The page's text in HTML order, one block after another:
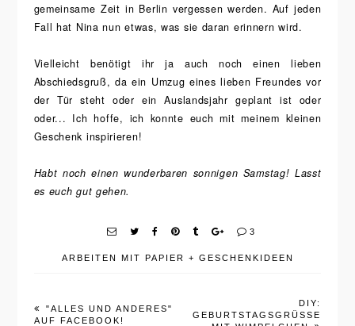
gemeinsame Zeit in Berlin vergessen werden. Auf jeden
Fall hat Nina nun etwas, was sie daran erinnern wird.
Vielleicht benötigt ihr ja auch noch einen lieben
Abschiedsgruß, da ein Umzug eines lieben Freundes vor
der Tür steht oder ein Auslandsjahr geplant ist oder
oder... Ich hoffe, ich konnte euch mit meinem kleinen
Geschenk inspirieren!
Habt noch einen wunderbaren sonnigen Samstag! Lasst
es euch gut gehen.
3
ARBEITEN MIT PAPIER + GESCHENKIDEEN
"ALLES UND ANDERES"
AUF FACEBOOK!
DIY:
GEBURTSTAGSGRÜSSE M